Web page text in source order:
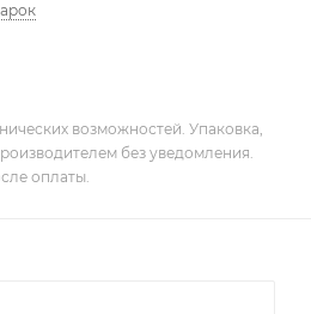
возможностей. Упаковка,
без уведомления.
оплаты.